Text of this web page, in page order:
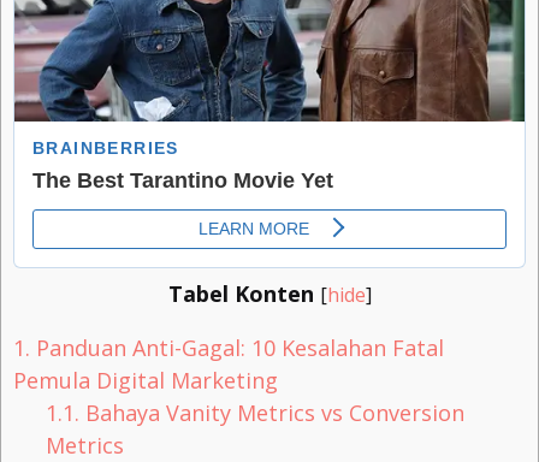
Tabel Konten [hide]
1. Panduan Anti-Gagal: 10 Kesalahan Fatal
Pemula Digital Marketing
1.1. Bahaya Vanity Metrics vs Conversion
Metrics